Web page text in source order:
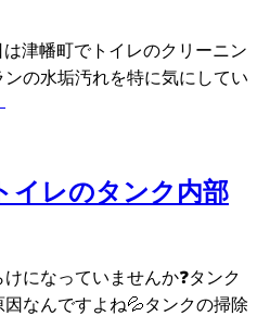
津幡町でトイレのクリーニン
の水垢汚れを特に気にしてい
イレのタンク内部
になっていませんか❓タンク
なんですよね💦タンクの掃除